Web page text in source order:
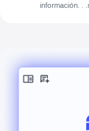
información. .